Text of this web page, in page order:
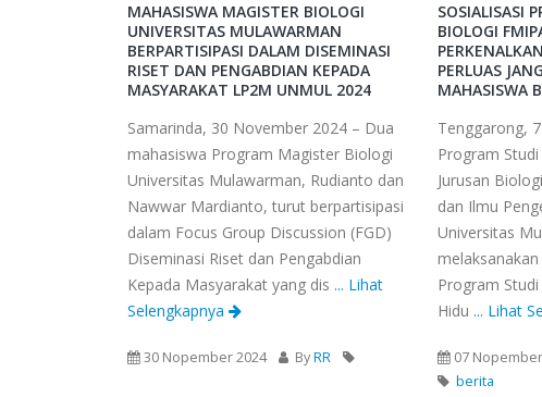
MAHASISWA MAGISTER BIOLOGI
UNIVERSITAS MULAWARMAN
BERPARTISIPASI DALAM DISEMINASI
RISET DAN PENGABDIAN KEPADA
MASYARAKAT LP2M UNMUL 2024
Samarinda, 30 November 2024 – Dua
mahasiswa Program Magister Biologi
Universitas Mulawarman, Rudianto dan
Nawwar Mardianto, turut berpartisipasi
dalam Focus Group Discussion (FGD)
Diseminasi Riset dan Pengabdian
Kepada Masyarakat yang dis ... Lihat
Selengkapnya
30 Nopember 2024 ByRR
SOSIALISASI
BIOLOGI
PERLUAS
MAHASISWA
Tenggarong,
Program
Jurusan
dan Ilmu
Universitas
Program
Hidu ... Lihat
07
berita